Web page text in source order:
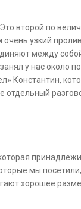
второй по
узкий
между
у нас около
Константин,
отдельный
мы
хорошее